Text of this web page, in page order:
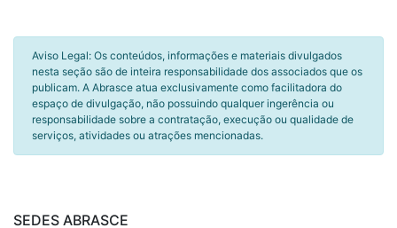
Aviso Legal: Os conteúdos, informações e materiais divulgados
nesta seção são de inteira responsabilidade dos associados que os
publicam. A Abrasce atua exclusivamente como facilitadora do
espaço de divulgação, não possuindo qualquer ingerência ou
responsabilidade sobre a contratação, execução ou qualidade de
serviços, atividades ou atrações mencionadas.
SEDES ABRASCE